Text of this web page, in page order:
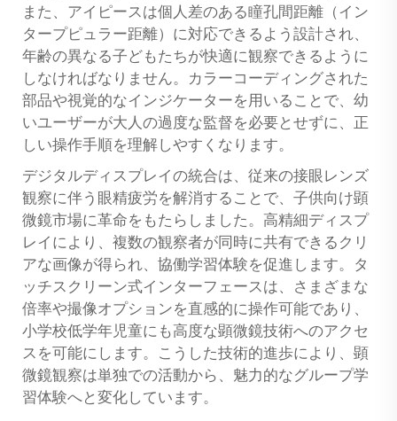
また、アイピースは個人差のある瞳孔間距離（イン
タープピュラー距離）に対応できるよう設計され、
年齢の異なる子どもたちが快適に観察できるように
しなければなりません。カラーコーディングされた
部品や視覚的なインジケーターを用いることで、幼
いユーザーが大人の過度な監督を必要とせずに、正
しい操作手順を理解しやすくなります。
デジタルディスプレイの統合は、従来の接眼レンズ
観察に伴う眼精疲労を解消することで、子供向け顕
微鏡市場に革命をもたらしました。高精細ディスプ
レイにより、複数の観察者が同時に共有できるクリ
アな画像が得られ、協働学習体験を促進します。タ
ッチスクリーン式インターフェースは、さまざまな
倍率や撮像オプションを直感的に操作可能であり、
小学校低学年児童にも高度な顕微鏡技術へのアクセ
スを可能にします。こうした技術的進歩により、顕
微鏡観察は単独での活動から、魅力的なグループ学
習体験へと変化しています。